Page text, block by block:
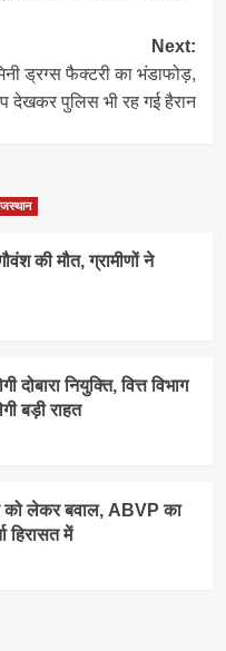
Next:
ड्रग्स फैक्टरी का भंडाफोड़,
देखकर पुलिस भी रह गई हैरान
की मौत, ग्रामीणों ने
दोबारा नियुक्ति, वित्त विभाग
बड़ी राहत
को लेकर बवाल, ABVP का
हिरासत में